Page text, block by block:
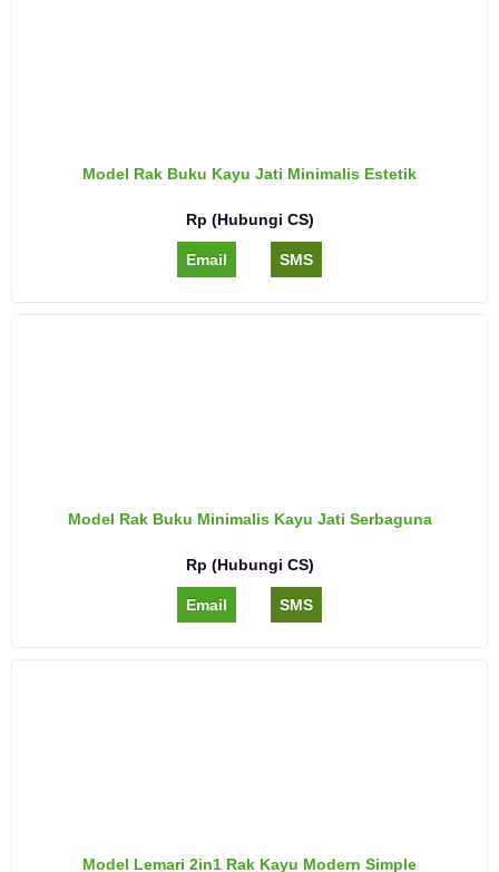
Model Rak Buku Kayu Jati Minimalis Estetik
Rp (Hubungi CS)
Email SMS
Model Rak Buku Minimalis Kayu Jati Serbaguna
Rp (Hubungi CS)
Email SMS
Model Lemari 2in1 Rak Kayu Modern Simple